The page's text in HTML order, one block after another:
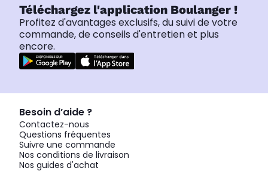
Téléchargez l'application Boulanger !
Profitez d'avantages exclusifs, du suivi de votre
commande, de conseils d'entretien et plus
encore.
Besoin d’aide ?
Contactez-nous
Questions fréquentes
Suivre une commande
Nos conditions de livraison
Nos guides d'achat